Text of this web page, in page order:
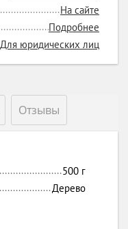
На сайте
Подробнее
Для юридических лиц
Отзывы
500 г
Дерево